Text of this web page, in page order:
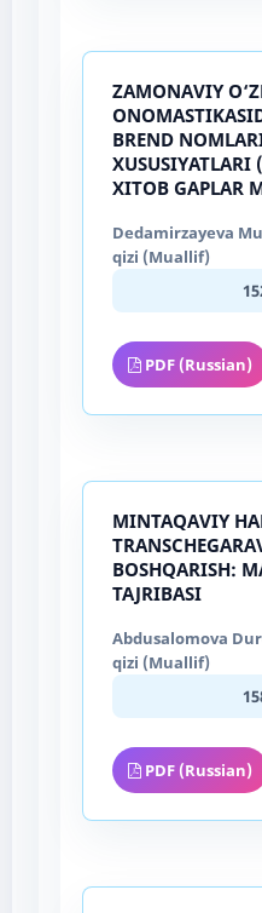
ZAMONAVIY
BREND
XUSUSIYATLARI
XITOB GAPLAR
Dedamirzayeva
qizi (Muallif)
PDF (Russian)
MINTAQAVIY
BOSHQARISH:
TAJRIBASI
Abdusalomova
qizi (Muallif)
PDF (Russian)